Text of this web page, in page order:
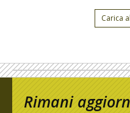
Carica
Rimani